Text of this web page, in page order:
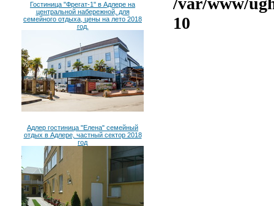
Гостиница "Фрегат-1" в Адлере на
центральной набережной, для
семейного отдыха, цены на лето 2018
год.
Адлер гостиница "Елена" семейный
отдых в Адлере, частный сектор 2018
год